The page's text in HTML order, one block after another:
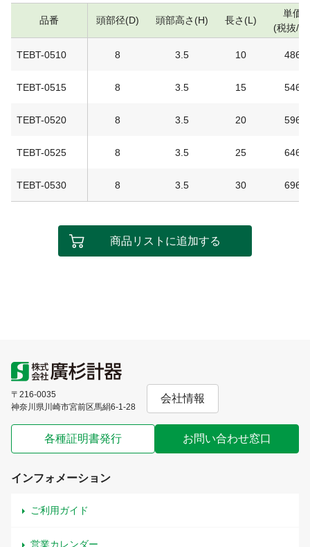
品番 頭部径(D) 頭部高さ(H) 長さ(L)
単価
(税抜/
TEBT-0510 8 3.5 10 486
TEBT-0515 8 3.5 15 546
TEBT-0520 8 3.5 20 596
TEBT-0525 8 3.5 25 646
TEBT-0530 8 3.5 30 696
商品リストに追加する
〒216-0035
神奈川県川崎市宮前区馬絹6-1-28
会社情報
各種証明書発行 お問い合わせ窓口
インフォメーション
ご利用ガイド
営業カレンダー